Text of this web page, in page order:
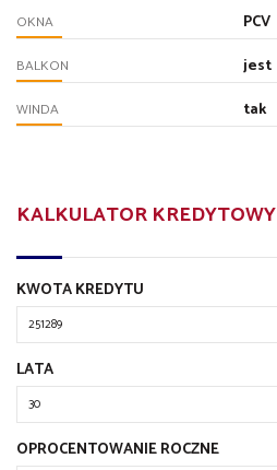
OKNA PCV
BALKON jest
WINDA tak
KALKULATOR KREDYTOWY
KWOTA KREDYTU
LATA
OPROCENTOWANIE ROCZNE